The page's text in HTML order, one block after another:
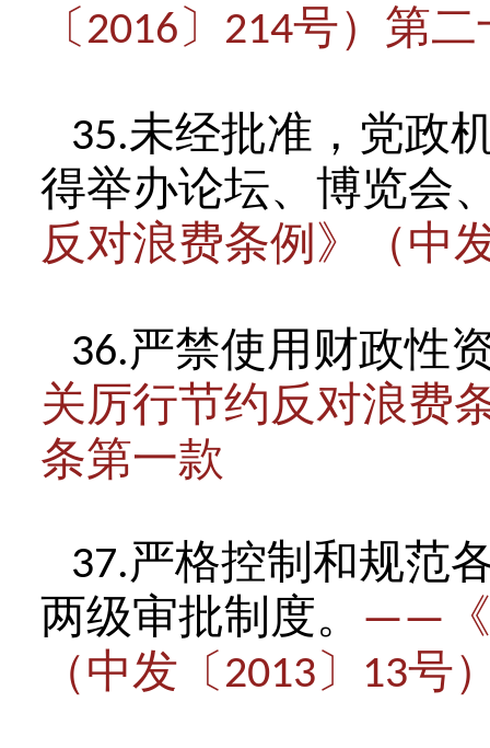
〔 2016 〕 214号）第
35.未经批准，党政
得举办论坛、博览会
反对浪费条例》（中
36.严禁使用财政性
关厉行节约反对浪费
条第一款
37.严格控制和规范
两级审批制度。
——
（中发〔 2013 〕 13号